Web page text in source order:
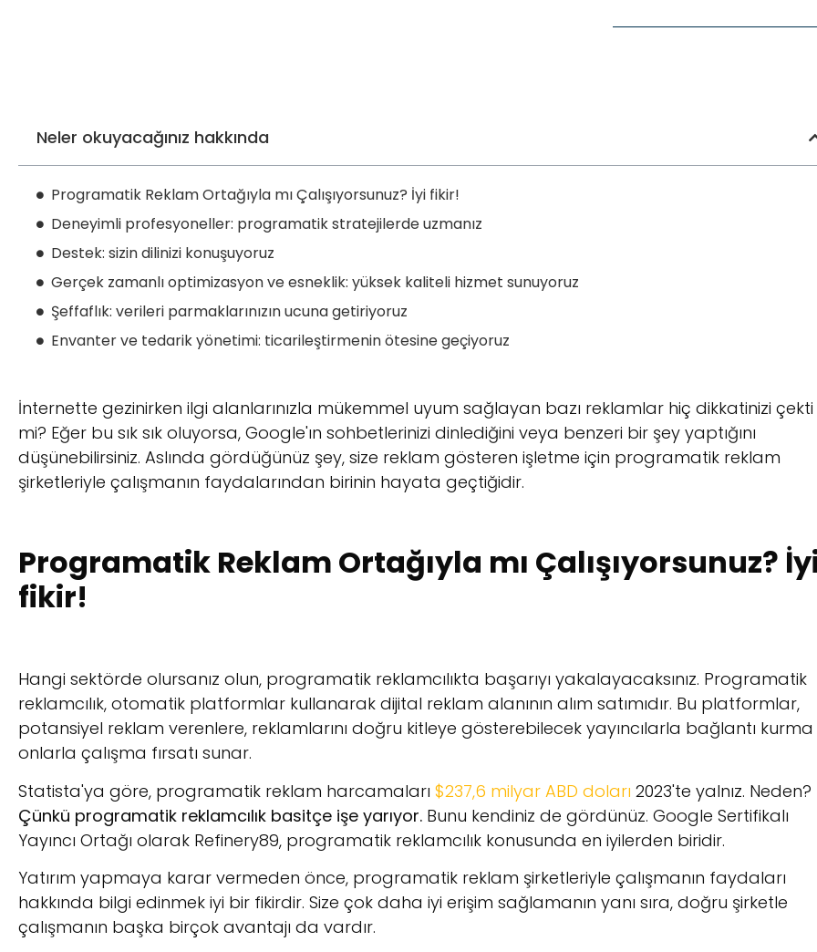
Neler okuyacağınız hakkında
Programatik Reklam Ortağıyla mı Çalışıyorsunuz? İyi fikir!
Deneyimli profesyoneller: programatik stratejilerde uzmanız
Destek: sizin dilinizi konuşuyoruz
Gerçek zamanlı optimizasyon ve esneklik: yüksek kaliteli hizmet sunuyoruz
Şeffaflık: verileri parmaklarınızın ucuna getiriyoruz
Envanter ve tedarik yönetimi: ticarileştirmenin ötesine geçiyoruz
İnternette gezinirken ilgi alanlarınızla mükemmel uyum sağlayan bazı reklamlar hiç dikkatinizi çekti
mi? Eğer bu sık sık oluyorsa, Google'ın sohbetlerinizi dinlediğini veya benzeri bir şey yaptığını
düşünebilirsiniz. Aslında gördüğünüz şey, size reklam gösteren işletme için programatik reklam
şirketleriyle çalışmanın faydalarından birinin hayata geçtiğidir.
Programatik Reklam Ortağıyla mı Çalışıyorsunuz?
fikir!
Hangi sektörde olursanız olun, programatik reklamcılıkta başarıyı yakalayacaksınız. Programatik
reklamcılık, otomatik platformlar kullanarak dijital reklam alanının alım satımıdır. Bu platformlar,
potansiyel reklam verenlere, reklamlarını doğru kitleye gösterebilecek yayıncılarla bağlantı kurma
onlarla çalışma fırsatı sunar.
Statista'ya göre, programatik reklam harcamaları $237,6 milyar ABD doları 2023'te yalnız. Neden?
Çünkü programatik reklamcılık basitçe işe yarıyor. Bunu kendiniz de gördünüz. Google Sertifikalı
Yayıncı Ortağı olarak Refinery89, programatik reklamcılık konusunda en iyilerden biridir.
Yatırım yapmaya karar vermeden önce, programatik reklam şirketleriyle çalışmanın faydaları
hakkında bilgi edinmek iyi bir fikirdir. Size çok daha iyi erişim sağlamanın yanı sıra, doğru şirketle
çalışmanın başka birçok avantajı da vardır.